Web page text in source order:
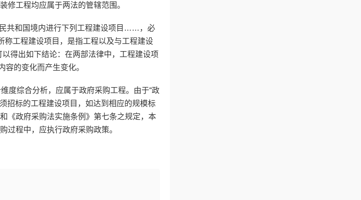
修工程均应属于两法的管辖范围。
共和国境内进行下列工程建设项目……，必
称工程建设项目，是指工程以及与工程建设
得出如下结论：在两部法律中，工程建设项
容的变化而产生变化。
度综合分析，应属于政府采购工程。由于“政
招标的工程建设项目，如达到相应的规模标
《政府采购法实施条例》第七条之规定，本
过程中，应执行政府采购政策。